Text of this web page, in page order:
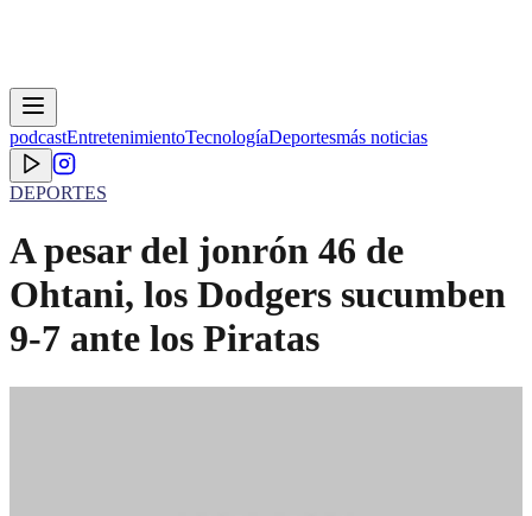
podcastEntretenimientoTecnologíaDeportesmás noticias
DEPORTES
A pesar del jonrón 46 de
Ohtani, los Dodgers sucumben
9-7 ante los Piratas